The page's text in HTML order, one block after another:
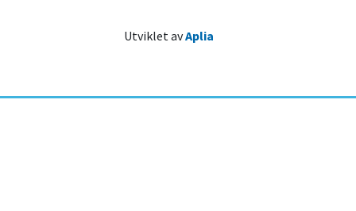
Utviklet avAplia